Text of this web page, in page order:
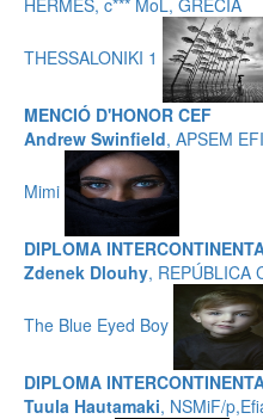
HERMES, c*** MoL, GRECIA
THESSALONIKI 1
MENCIÓ D'HONOR CEF
Andrew Swinfield, APSEM
Mimi
DIPLOMA
Zdenek Dlouhy, REPÚBLICA
The Blue Eyed Boy
DIPLOMA
Tuula Hautamaki, NSMiF/